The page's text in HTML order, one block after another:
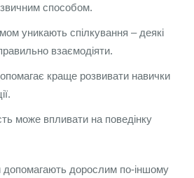
способом.
уникають спілкування – деякі
взаємодіяти.
краще розвивати навички
може впливати на поведінку
допомагають дорослим по-іншому